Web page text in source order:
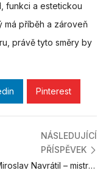
funkci a estetickou
má příběh a zároveň
právě tyto směry by
Pinterest
NÁSLEDUJÍCÍ
PŘÍSPĚVEK
Miroslav Navrátil – mistr nadčasového designu